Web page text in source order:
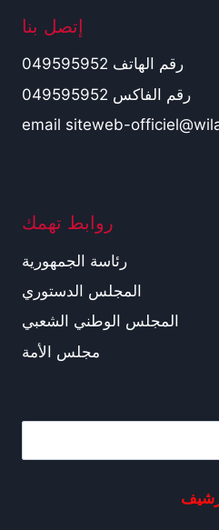
إتصل بنا
رقم الهاتف 049595952
رقم الفاكس 049595952
email siteweb-
روابط تهمك
رئاسة الجمهورية
المجلس الدستوري
المجلس الوطني الشعبي
مجلس الأمة